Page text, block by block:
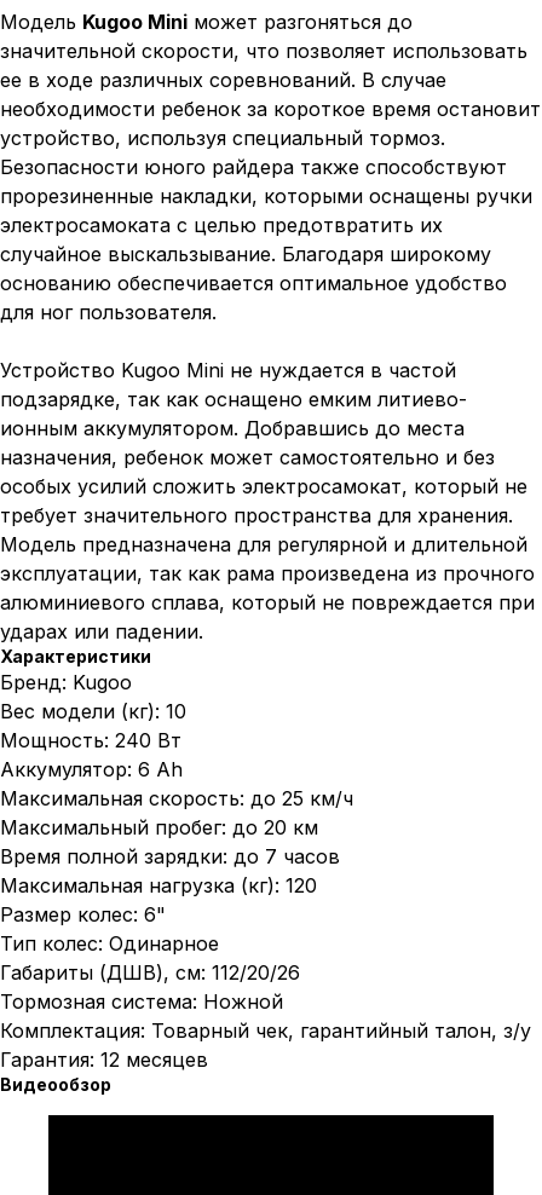
Модель Kugoo Mini может разгоняться до
значительной скорости, что позволяет использовать
ее в ходе различных соревнований. В случае
необходимости ребенок за короткое время остановит
устройство, используя специальный тормоз.
Безопасности юного райдера также способствуют
прорезиненные накладки, которыми оснащены ручки
электросамоката с целью предотвратить их
случайное выскальзывание. Благодаря широкому
основанию обеспечивается оптимальное удобство
для ног пользователя.
Устройство Kugoo Mini не нуждается в частой
подзарядке, так как оснащено емким литиево-
ионным аккумулятором. Добравшись до места
назначения, ребенок может самостоятельно и без
особых усилий сложить электросамокат, который не
требует значительного пространства для хранения.
Модель предназначена для регулярной и длительной
эксплуатации, так как рама произведена из прочного
алюминиевого сплава, который не повреждается при
ударах или падении.
Характеристики
Бренд: Kugoo
Вес модели (кг): 10
Мощность: 240 Вт
Аккумулятор: 6 Аh
Максимальная скорость: до 25 км/ч
Максимальный пробег: до 20 км
Время полной зарядки: до 7 часов
Максимальная нагрузка (кг): 120
Размер колес: 6"
Тип колес: Одинарное
Габариты (ДШВ), см: 112/20/26
Тормозная система: Ножной
Комплектация: Товарный чек, гарантийный талон, з/у
Гарантия: 12 месяцев
Видеообзор